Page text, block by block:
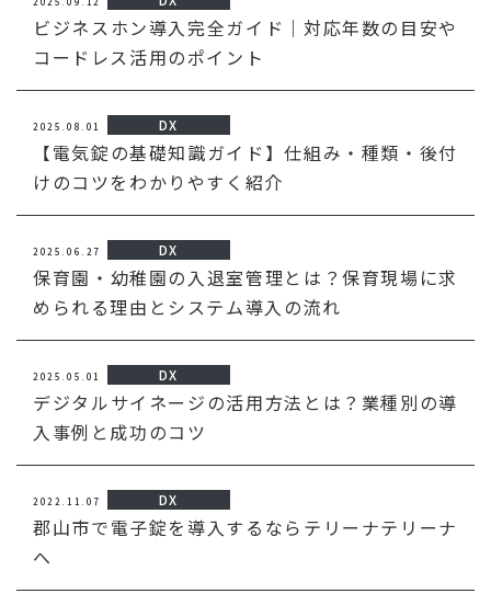
ビジネスホン導入完全ガイド｜対応年数の目安や
コードレス活用のポイント
2025.08.01 DX
【電気錠の基礎知識ガイド】仕組み・種類・後付
けのコツをわかりやすく紹介
2025.06.27 DX
保育園・幼稚園の入退室管理とは？保育現場に求
められる理由とシステム導入の流れ
2025.05.01 DX
デジタルサイネージの活用方法とは？業種別の導
入事例と成功のコツ
2022.11.07 DX
郡山市で電子錠を導入するならテリーナテリーナ
へ